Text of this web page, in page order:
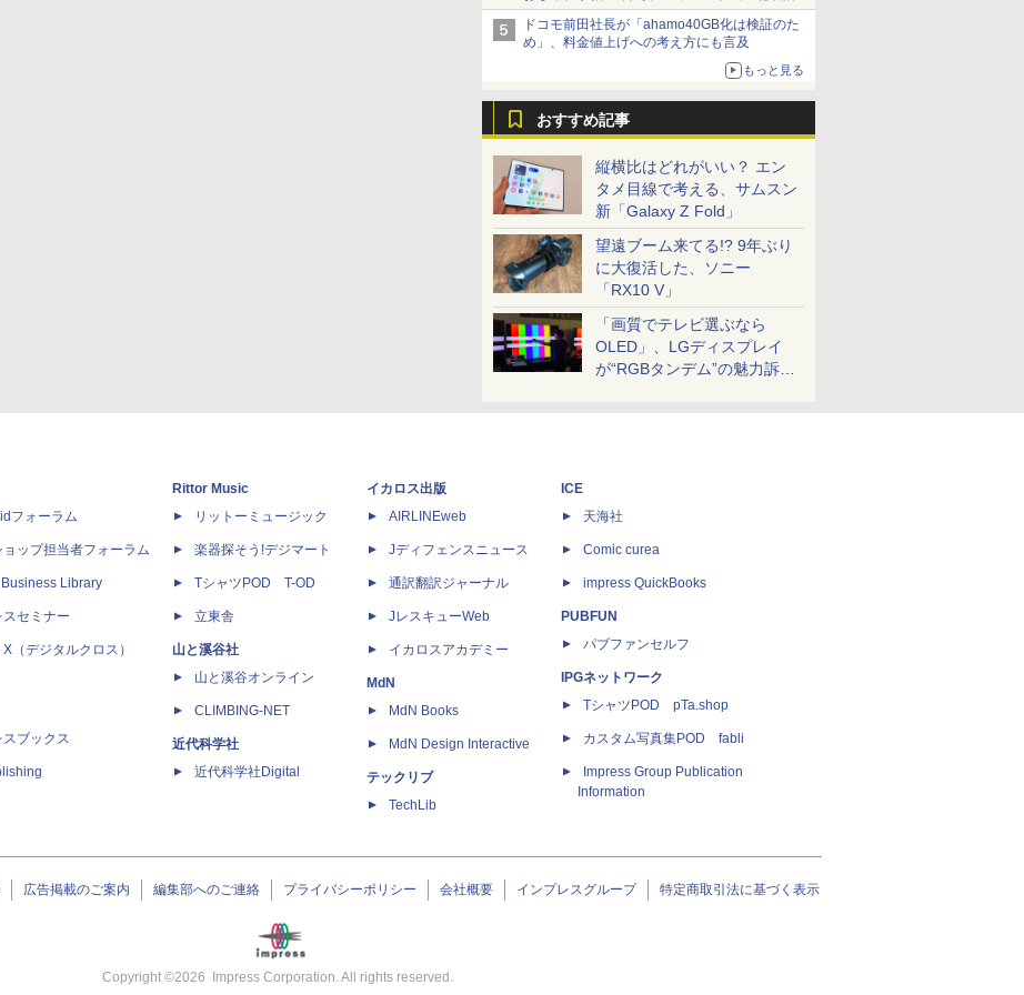
ザイン
ドコモ前田社長が「ahamo40GB化は検証のた
め」、料金値上げへの考え方にも言及
もっと見る
おすすめ記事
縦横比はどれがいい？ エン
タメ目線で考える、サムスン
新「Galaxy Z Fold」
望遠ブーム来てる!? 9年ぶり
に大復活した、ソニー
「RX10 V」
「画質でテレビ選ぶなら
OLED」、LGディスプレイ
が“RGBタンデム”の魅力訴
フォーラム
ョップ担当者フォーラム
Business Library
スセミナー
X（デジタルクロス）
スブックス
Rittor Music
リットーミュージック
楽器探そう!デジマート
TシャツPOD T-OD
立東舎
山と溪谷社
山と溪谷オンライン
CLIMBING-NET
近代科学社
近代科学社Digital
イカロス出版
AIRLINEweb
Jディフェンスニュース
通訳翻訳ジャーナル
JレスキューWeb
イカロスアカデミー
MdN
MdN Books
MdN Design Interactive
テックリブ
TechLib
ICE
天海社
Comic curea
impress QuickBooks
PUBFUN
パブファンセルフ
IPGネットワーク
TシャツPOD pTa.shop
カスタム写真集POD fabli
Impress Group Publication
Information
広告掲載のご案内 編集部へのご連絡 プライバシーポリシー 会社概要 インプレスグループ 特定商取引法に基づく表示
Copyright ©2026 Impress Corporation. All rights reserved.